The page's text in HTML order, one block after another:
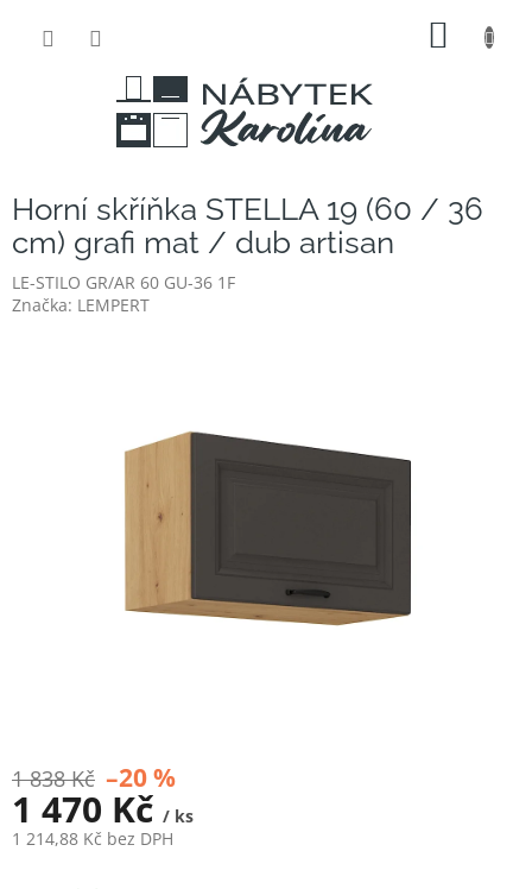
Horní skříňka STELLA 19 (60 / 36
cm) grafi mat / dub artisan
LE-STILO GR/AR 60 GU-36 1F
Značka: LEMPERT
1 838 Kč –20 %
1 470 Kč / ks
1 214,88 Kč bez DPH